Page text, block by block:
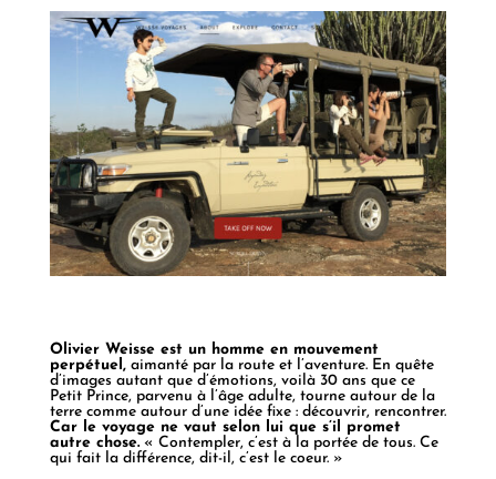
Olivier Weisse est un homme en mouvement
perpétuel,aimanté par la route et l’aventure. En quête
d’images autant que d’émotions, voilà 30 ans que ce
Petit Prince, parvenu à l’âge adulte, tourne autour de la
terre comme autour d’une idée fixe : découvrir, rencontrer.
Car le voyage ne vaut selon lui que s’il promet
autre chose.« Contempler, c’est à la portée de tous. Ce
qui fait la différence, dit-il, c’est le coeur. »